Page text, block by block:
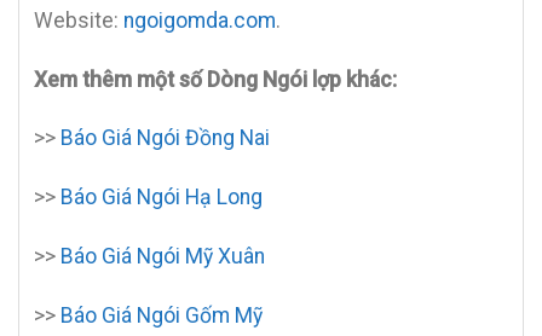
Website: ngoigomda.com.
Xem thêm một số Dòng Ngói lợp khác:
>> Báo Giá Ngói Đồng Nai
>> Báo Giá Ngói Hạ Long
>> Báo Giá Ngói Mỹ Xuân
>> Báo Giá Ngói Gốm Mỹ